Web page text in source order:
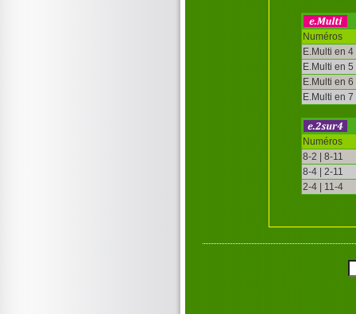
Numéros
E.Multi en 4
E.Multi en 5
E.Multi en 6
E.Multi en 7
Numéros
8-2 | 8-11
8-4 | 2-11
2-4 | 11-4